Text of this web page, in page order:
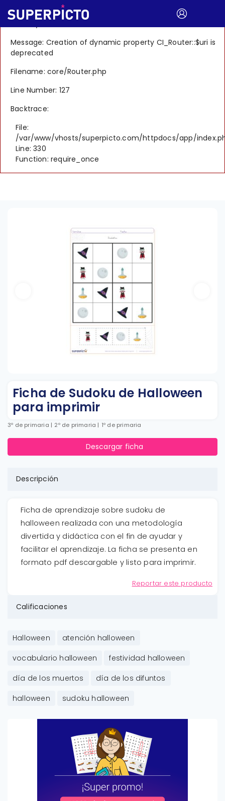
A PHP Error was encountered
Message: Creation of dynamic property CI_Router::$uri is
deprecated
Filename: core/Router.php
Line Number: 127
Backtrace:
File:
/var/www/vhosts/superpicto.com/httpdocs/app/
Line: 330
Function: require_once
Ficha de Sudoku de Halloween
para imprimir
3º de primaria | 2º de primaria | 1º de primaria
Descargar ficha
Descripción
Ficha de aprendizaje sobre sudoku de
halloween realizada con una metodología
divertida y didáctica con el fin de ayudar y
facilitar el aprendizaje. La ficha se presenta en
formato pdf descargable y listo para imprimir.
Reportar este producto
Calificaciones
Halloween
atención halloween
vocabulario halloween
festividad halloween
día de los muertos
día de los difuntos
halloween
sudoku halloween